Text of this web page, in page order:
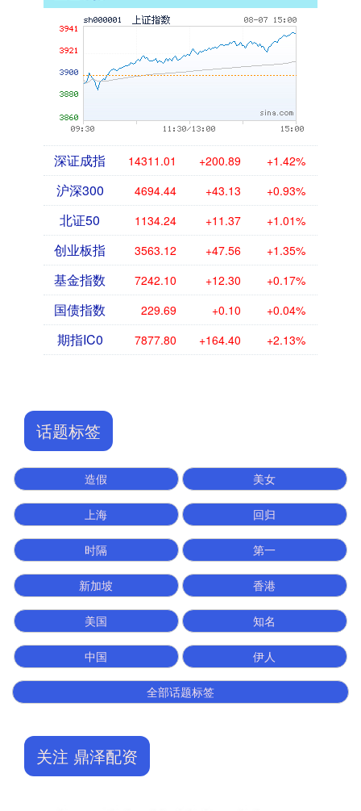
深证成指 14311.01 +200.89 +1.42%
沪深300 4694.44 +43.13 +0.93%
北证50 1134.24 +11.37 +1.01%
创业板指 3563.12 +47.56 +1.35%
基金指数 7242.10 +12.30 +0.17%
国债指数 229.69 +0.10 +0.04%
期指IC0 7877.80 +164.40 +2.13%
话题标签
造假 美女
上海 回归
时隔 第一
新加坡 香港
美国 知名
中国 伊人
全部话题标签
关注 鼎泽配资